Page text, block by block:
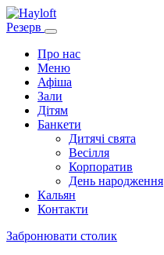
Резерв
Про нас
Меню
Афіша
Зали
Дітям
Банкети
Дитячі свята
Весілля
Корпоратив
День народження
Кальян
Контакти
Забронювати столик